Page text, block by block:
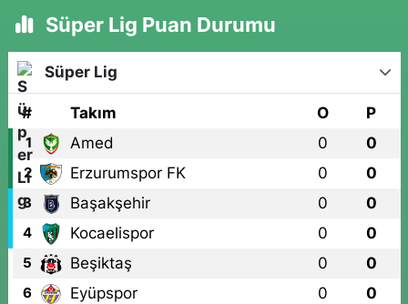
Süper Lig Puan Durumu
Süper Lig
# Takım O P
1 Amed 0 0
2 Erzurumspor FK 0 0
3 Başakşehir 0 0
4 Kocaelispor 0 0
5 Beşiktaş 0 0
6 Eyüpspor 0 0